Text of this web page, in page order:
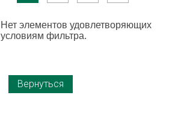
Нет элементов удовлетворяющих
условиям фильтра.
Вернуться